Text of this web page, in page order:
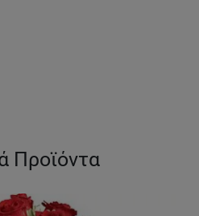
Προϊόντα